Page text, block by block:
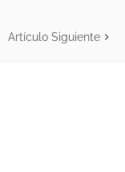
Artículo Siguiente